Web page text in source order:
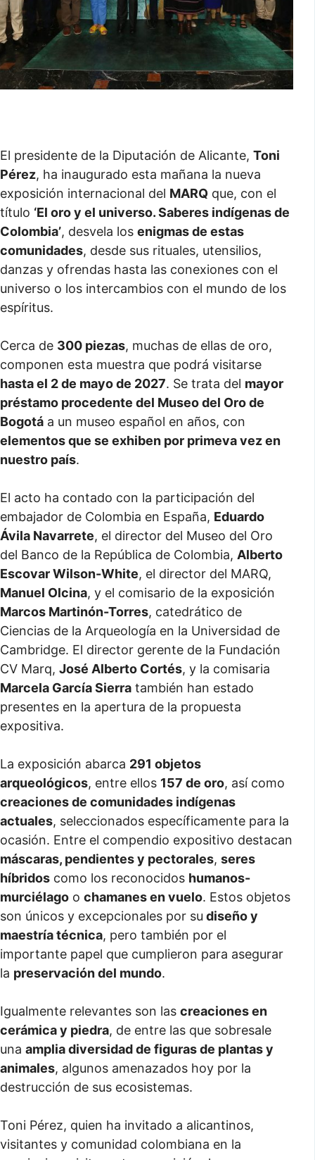
El presidente de la Diputación de Alicante, Toni
Pérez, ha inaugurado esta mañana la nueva
exposición internacional del MARQ que, con el
título ‘El oro y el universo. Saberes indígenas de
Colombia’, desvela los enigmas de estas
comunidades, desde sus rituales, utensilios,
danzas y ofrendas hasta las conexiones con el
universo o los intercambios con el mundo de los
espíritus.
Cerca de 300 piezas, muchas de ellas de oro,
componen esta muestra que podrá visitarse
hasta el 2 de mayo de 2027. Se trata del mayor
préstamo procedente del Museo del Oro de
Bogotá a un museo español en años, con
elementos que se exhiben por primeva vez en
nuestro país.
El acto ha contado con la participación del
embajador de Colombia en España, Eduardo
Ávila Navarrete, el director del Museo del Oro
del Banco de la República de Colombia, Alberto
Escovar Wilson-White, el director del MARQ,
Manuel Olcina, y el comisario de la exposición
Marcos Martinón-Torres, catedrático de
Ciencias de la Arqueología en la Universidad de
Cambridge. El director gerente de la Fundación
CV Marq, José Alberto Cortés, y la comisaria
Marcela García Sierra también han estado
presentes en la apertura de la propuesta
expositiva.
La exposición abarca 291 objetos
arqueológicos, entre ellos 157 de oro, así como
creaciones de comunidades indígenas
actuales, seleccionados específicamente para la
ocasión. Entre el compendio expositivo destacan
máscaras, pendientes y pectorales, seres
híbridos como los reconocidos humanos-
murciélago o chamanes en vuelo. Estos objetos
son únicos y excepcionales por su diseño y
maestría técnica, pero también por el
importante papel que cumplieron para asegurar
la preservación del mundo.
Igualmente relevantes son las creaciones en
cerámica y piedra, de entre las que sobresale
una amplia diversidad de figuras de plantas y
animales, algunos amenazados hoy por la
destrucción de sus ecosistemas.
Toni Pérez, quien ha invitado a alicantinos,
visitantes y comunidad colombiana en la